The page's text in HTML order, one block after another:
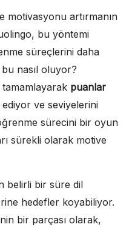
motivasyonu artırmanın
bu yöntemi
süreçlerini daha
nasıl oluyor?
tamamlayarak puanlar
ediyor ve seviyelerini
sürecini bir oyun
sürekli olarak motive
belirli bir süre dil
hedefler koyabiliyor.
bir parçası olarak,